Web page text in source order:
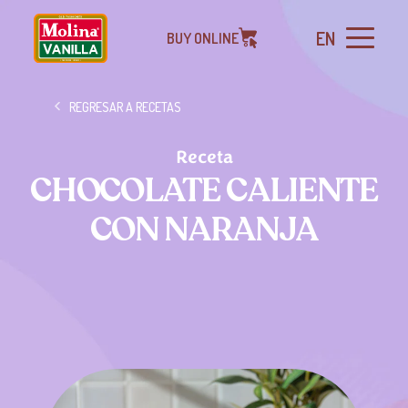
BUY ONLINE EN
REGRESAR A RECETAS
Receta
CHOCOLATE CALIENTE
CON NARANJA